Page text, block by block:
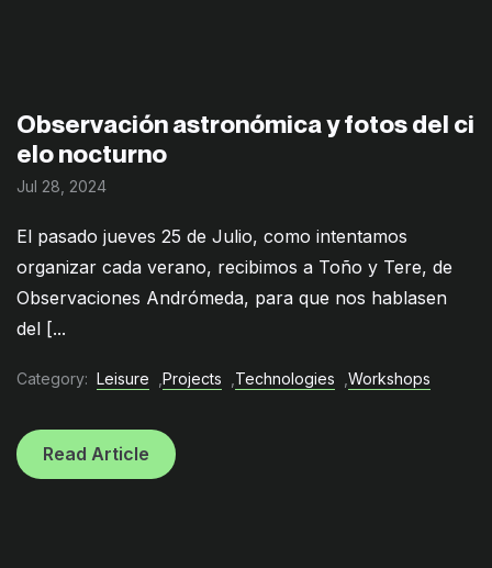
Observación astronómica y fotos del ci
elo nocturno
Jul 28, 2024
El pasado jueves 25 de Julio, como intentamos
organizar cada verano, recibimos a Toño y Tere, de
Observaciones Andrómeda, para que nos hablasen
del [...
Category: Leisure Projects Technologies Workshops
Read Article